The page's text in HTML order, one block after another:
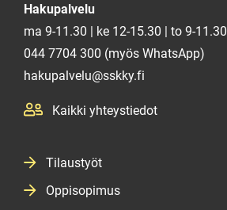
Hakupalvelu
ma 9-11.30 | ke 12-15.30 | to 9-11.30
044 7704 300 (myös WhatsApp)
hakupalvelu@sskky.fi
Kaikki yhteystiedot
Tilaustyöt
Oppisopimus